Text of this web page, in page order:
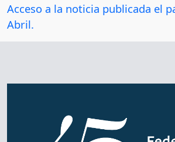
Acceso a la noticia publicada el
Abril.